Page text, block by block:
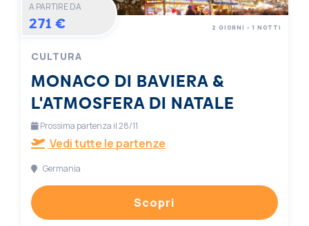
A PARTIRE DA
271 €
CULTURA
MONACO DI BAVIERA &
L'ATMOSFERA DI NATALE
2 GIORNI - 1 NOTTI
Prossima partenza il 28/11
Vedi tutte le partenze
Germania
Scopri